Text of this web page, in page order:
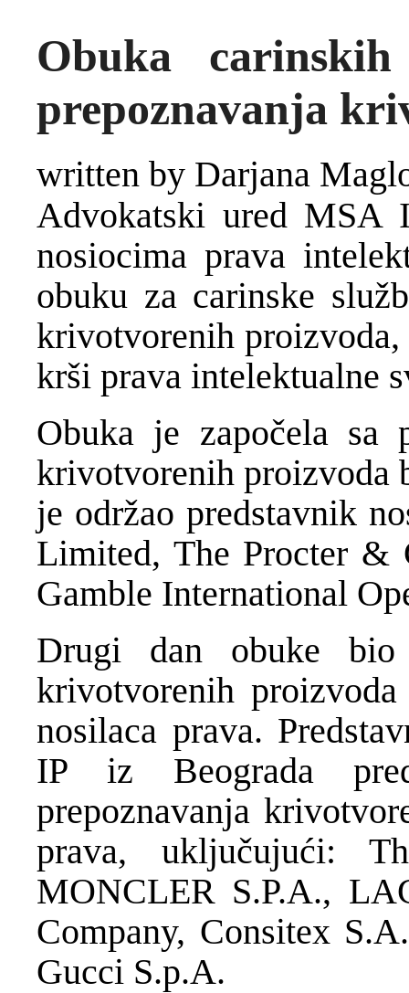
Obuka
prepoznavanja
written by Darjana
Advokatski ured MSA
nosiocima prava
obuku za carinske
krivotvorenih
krši prava intelektualne
Obuka je započela sa
krivotvorenih proizvoda
je održao predstavnik
Limited, The Procter &
Gamble International
Drugi dan obuke bio
krivotvorenih
nosilaca prava.
IP iz Beograda
prepoznavanja
prava, uključujući:
MONCLER S.P.A.,
Company, Consitex
Gucci S.p.A.